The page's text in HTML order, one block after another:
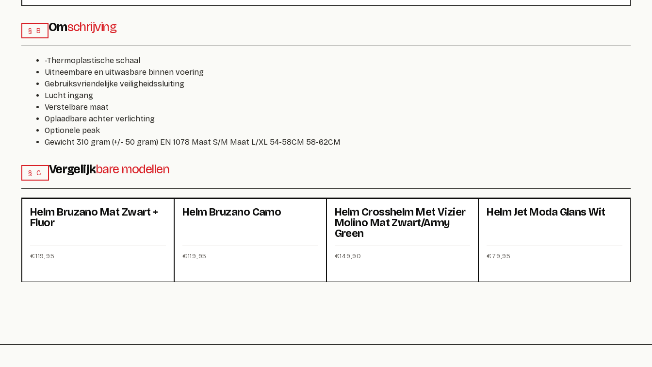
§ B Omschrijving
-Thermoplastische schaal
Uitneembare en uitwasbare binnen voering
Gebruiksvriendelijke veiligheidssluiting
Lucht ingang
Verstelbare maat
Oplaadbare achter verlichting
Optionele peak
Gewicht 310 gram (+/- 50 gram) EN 1078 Maat S/M Maat L/XL 54-58CM 58-62CM
§ C Vergelijkbare modellen
Helm Bruzano Mat Zwart +
Fluor
€119,95
Helm Bruzano Camo
€119,95
Helm Crosshelm Met Vizier
Molino Mat Zwart/Army
Green
€149,90
Helm Jet Moda Glans Wit
€79,95